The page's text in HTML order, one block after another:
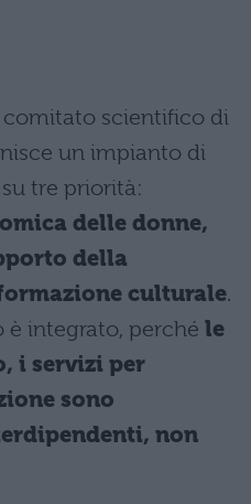
scientifico di
un impianto di
tre priorità:
delle donne,
della
culturale.
è integrato, perché le
i servizi per
sono
non